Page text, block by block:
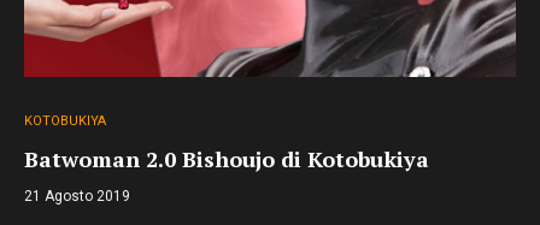
KOTOBUKIYA
Batwoman 2.0 Bishoujo di Kotobukiya
21 Agosto 2019